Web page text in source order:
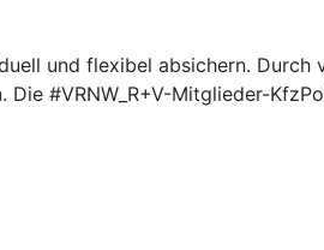
und flexibel absichern.
#VRNW_R+V-Mitglieder-